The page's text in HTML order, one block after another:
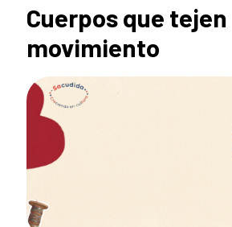
Cuerpos que tejen
movimiento